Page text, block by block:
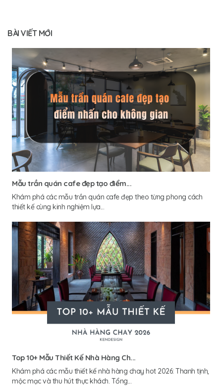
BÀI VIẾT MỚI
Mẫu trần quán cafe đẹp tạo điểm...
Khám phá các mẫu trần quán cafe đẹp theo từng phong cách
thiết kế cùng kinh nghiệm lựa...
Top 10+ Mẫu Thiết Kế Nhà Hàng Ch...
Khám phá các mẫu thiết kế nhà hàng chay hot 2026: Thanh tịnh,
mộc mạc và thu hút thực khách. Tổng...